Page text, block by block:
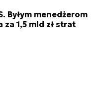
Byłym menedżerom
1,5 mld zł strat